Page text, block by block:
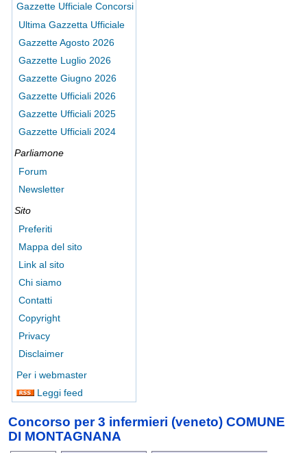
Gazzette Ufficiale Concorsi
Ultima Gazzetta Ufficiale
Gazzette Agosto 2026
Gazzette Luglio 2026
Gazzette Giugno 2026
Gazzette Ufficiali 2026
Gazzette Ufficiali 2025
Gazzette Ufficiali 2024
Parliamone
Forum
Newsletter
Sito
Preferiti
Mappa del sito
Link al sito
Chi siamo
Contatti
Copyright
Privacy
Disclaimer
Per i webmaster
Leggi feed
Concorso per 3 infermieri (veneto) COMUNE
DI MONTAGNANA